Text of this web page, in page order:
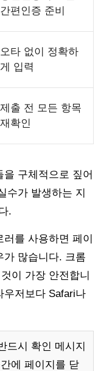
간편인증 준비
오타 없이 정확하
게 입력
제출 전 모든 항목
재확인
구체적으로 짚어
수가 발생하는 지
.
를 사용하면 페이
가 많습니다. 크롬
이 가장 안전합니
우저보다 Safari나
드시 확인 메시지
에 페이지를 닫